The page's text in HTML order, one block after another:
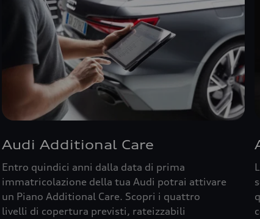
Audi Additional Care
Entro quindici anni dalla data di prima
immatricolazione della tua Audi potrai attivare
un Piano Additional Care. Scopri i quattro
livelli di copertura previsti, rateizzabili